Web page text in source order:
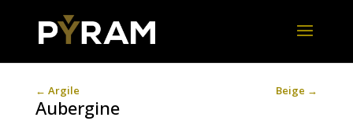
← Argile Beige →
Aubergine